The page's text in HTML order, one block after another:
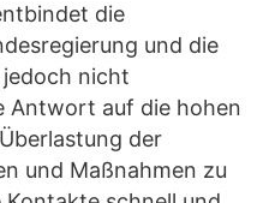
die
und die
jedoch nicht
Antwort auf die hohen
der
und Maßnahmen zu